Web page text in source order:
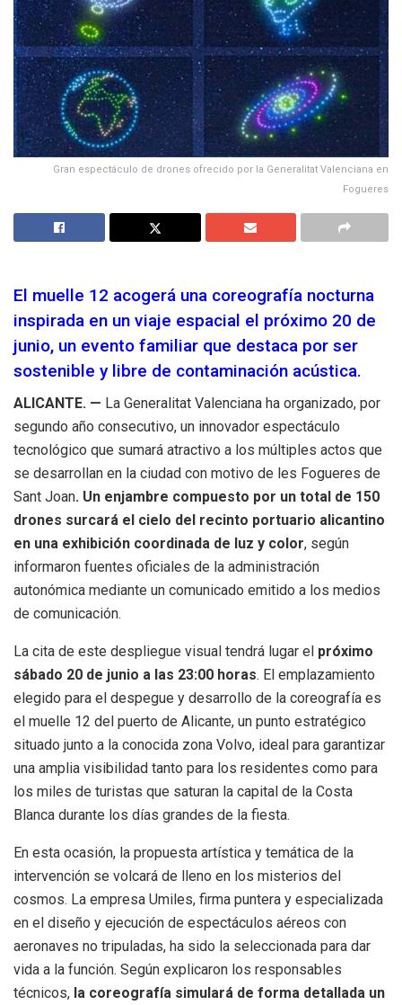
Gran espectáculo de drones ofrecido por la Generalitat Valenciana en
Fogueres
El muelle 12 acogerá una coreografía nocturna
inspirada en un viaje espacial el próximo 20 de
junio, un evento familiar que destaca por ser
sostenible y libre de contaminación acústica.
ALICANTE. — La Generalitat Valenciana ha organizado, por
segundo año consecutivo, un innovador espectáculo
tecnológico que sumará atractivo a los múltiples actos que
se desarrollan en la ciudad con motivo de les Fogueres de
Sant Joan. Un enjambre compuesto por un total de 150
drones surcará el cielo del recinto portuario alicantino
en una exhibición coordinada de luz y color, según
informaron fuentes oficiales de la administración
autonómica mediante un comunicado emitido a los medios
de comunicación.
La cita de este despliegue visual tendrá lugar el próximo
sábado 20 de junio a las 23:00 horas. El emplazamiento
elegido para el despegue y desarrollo de la coreografía es
el muelle 12 del puerto de Alicante, un punto estratégico
situado junto a la conocida zona Volvo, ideal para garantizar
una amplia visibilidad tanto para los residentes como para
los miles de turistas que saturan la capital de la Costa
Blanca durante los días grandes de la fiesta.
En esta ocasión, la propuesta artística y temática de la
intervención se volcará de lleno en los misterios del
cosmos. La empresa Umiles, firma puntera y especializada
en el diseño y ejecución de espectáculos aéreos con
aeronaves no tripuladas, ha sido la seleccionada para dar
vida a la función. Según explicaron los responsables
técnicos, la coreografía simulará de forma detallada un